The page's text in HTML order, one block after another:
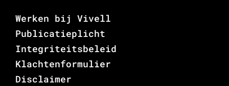
Werken bij Vivell
Publicatieplicht
Integriteitsbeleid
Klachtenformulier
Disclaimer